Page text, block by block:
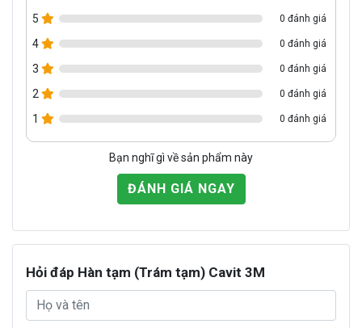
5 0 đánh giá
4 0 đánh giá
3 0 đánh giá
2 0 đánh giá
1 0 đánh giá
Bạn nghĩ gì về sản phẩm này
ĐÁNH GIÁ NGAY
Hỏi đáp Hàn tạm (Trám tạm) Cavit 3M